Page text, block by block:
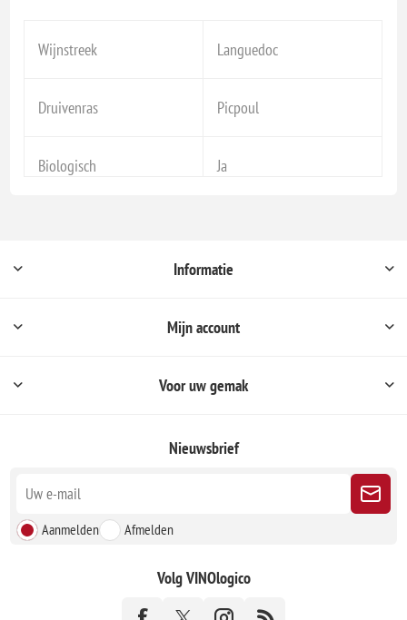
Wijnstreek Languedoc
Druivenras Picpoul
Biologisch Ja
Informatie
Mijn account
Voor uw gemak
Nieuwsbrief
Aanmelden Afmelden
Volg VINOlogico